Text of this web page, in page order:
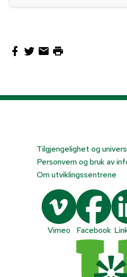
Tilgjengelighet og
Personvern og bruk av
Om utviklingssentrene
Vimeo Facebook